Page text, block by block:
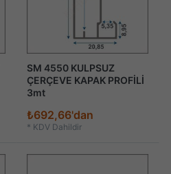
SM 4550 KULPSUZ
ÇERÇEVE KAPAK PROFİLİ
3mt
₺692,66'dan
* KDV Dahildir